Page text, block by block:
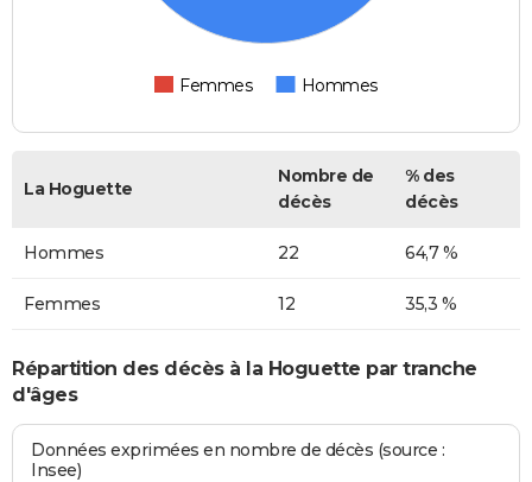
Femmes Hommes
La Hoguette
Nombre de
décès
% des
décès
Hommes 22 64,7 %
Femmes 12 35,3 %
Répartition des décès à la Hoguette par tranche
d'âges
Données exprimées en nombre de décès (source :
Insee)